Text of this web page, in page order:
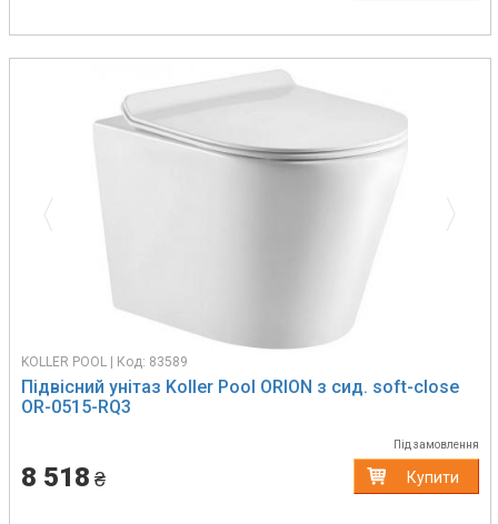
KOLLER POOL | Код: 83589
Підвісний унітаз Koller Pool ORION з сид. soft-close
OR-0515-RQ3
Під замовлення
8 518 ₴ Купити